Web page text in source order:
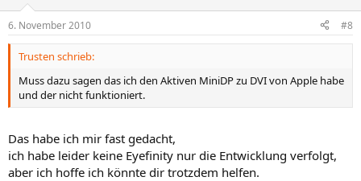
6. November 2010 #8
Trusten schrieb:
Muss dazu sagen das ich den Aktiven MiniDP zu DVI von Apple habe
und der nicht funktioniert.
Das habe ich mir fast gedacht,
ich habe leider keine Eyefinity nur die Entwicklung verfolgt,
aber ich hoffe ich könnte dir trotzdem helfen.